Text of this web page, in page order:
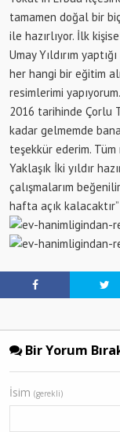
tamamen doğal bir
ile hazırlıyor. İlk
Umay Yıldırım
her hangi bir eğitim
resimlerimi
2016 tarihinde Çorlu
kadar gelmemde
teşekkür ederim. Tüm
Yaklaşık İki yıldır
çalışmalarım
hafta açık
Bir Yorum
İsim (gerekli)